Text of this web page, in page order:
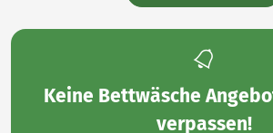
Keine Bettwäsche
verpassen!